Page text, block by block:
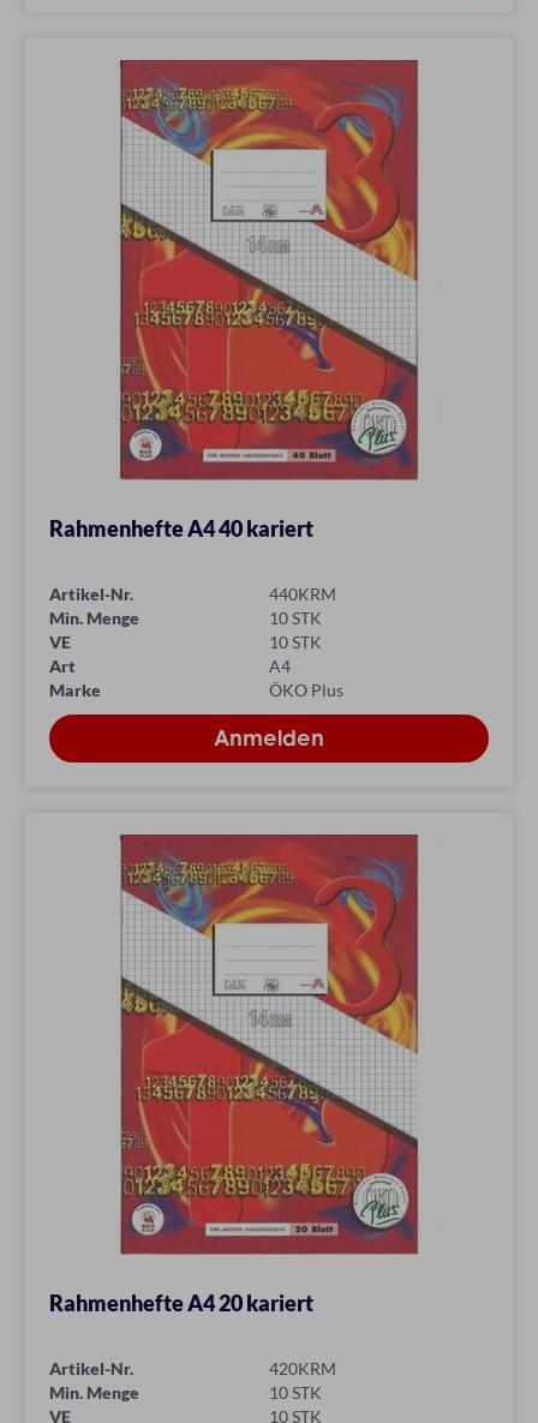
Rahmenhefte A4 40 kariert
Artikel-Nr.
440KRM
Min. Menge
10 STK
VE
10 STK
Art
A4
Marke
ÖKO Plus
Rahmenhefte A4 20 kariert
Artikel-Nr.
420KRM
Min. Menge
10 STK
VE
10 STK